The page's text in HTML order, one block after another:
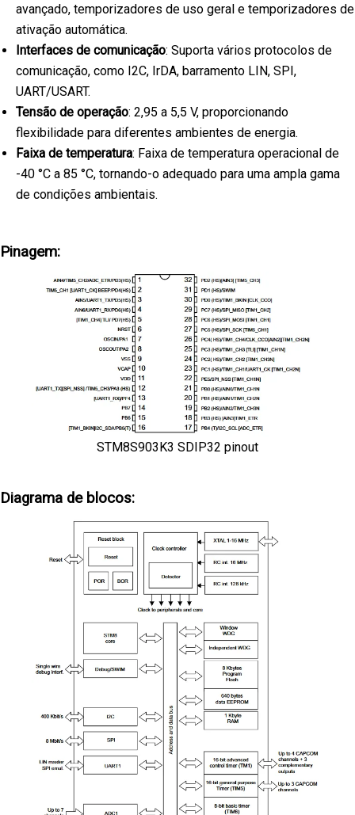
avançado, temporizadores de uso geral e temporizadores de
ativação automática.
Interfaces de comunicação: Suporta vários protocolos de
comunicação, como I2C, IrDA, barramento LIN, SPI,
UART/USART.
Tensão de operação: 2,95 a 5,5 V, proporcionando
flexibilidade para diferentes ambientes de energia.
Faixa de temperatura: Faixa de temperatura operacional de
-40 °C a 85 °C, tornando-o adequado para uma ampla gama
de condições ambientais.
Pinagem:
STM8S903K3 SDIP32 pinout
Diagrama de blocos: